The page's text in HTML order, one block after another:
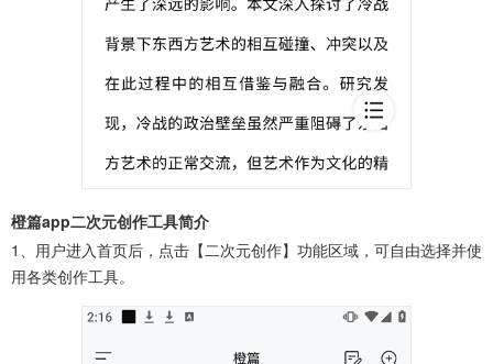
橙篇app二次元创作工具简介
1、用户进入首页后，点击【二次元创作】功能区域，可自由选择并使
用各类创作工具。